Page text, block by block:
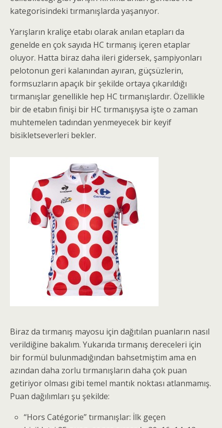
kategorisindeki tırmanışlarda yaşanıyor.
Yarışların kraliçe etabı olarak anılan etapları da
genelde en çok sayıda HC tırmanış içeren etaplar
oluyor. Hatta biraz daha ileri gidersek, şampiyonları
pelotonun geri kalanından ayıran, güçsüzlerin,
formsuzların apaçık bir şekilde ortaya çıkarıldığı
tırmanışlar genellikle hep HC tırmanışlardır. Özellikle
bir de etabın finişi bir HC tırmanışıysa işte o zaman
muhtemelen tadından yenmeyecek bir keyif
bisikletseverleri bekler.
Biraz da tırmanış mayosu için dağıtılan puanların nasıl
verildiğine bakalım. Yukarıda tırmanış dereceleri için
bir formül bulunmadığından bahsetmiştim ama en
azından daha zorlu tırmanışların daha çok puan
getiriyor olması gibi temel mantık noktası atlanmamış.
Puan dağılımları şu şekilde:
“Hors Catégorie” tırmanışlar: İlk geçen